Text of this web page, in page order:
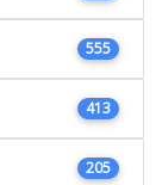
555
413
205